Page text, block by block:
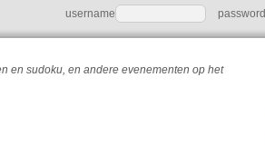
username password
en sudoku, en andere evenementen op het